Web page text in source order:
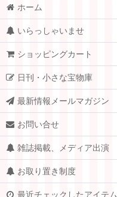
ホーム
いらっしゃいませ
ショッピングカート
日刊・小さな宝物庫
最新情報メールマガジン
お問い合せ
雑誌掲載、メディア出演
お取り置き制度
最近チェックしたアイテム